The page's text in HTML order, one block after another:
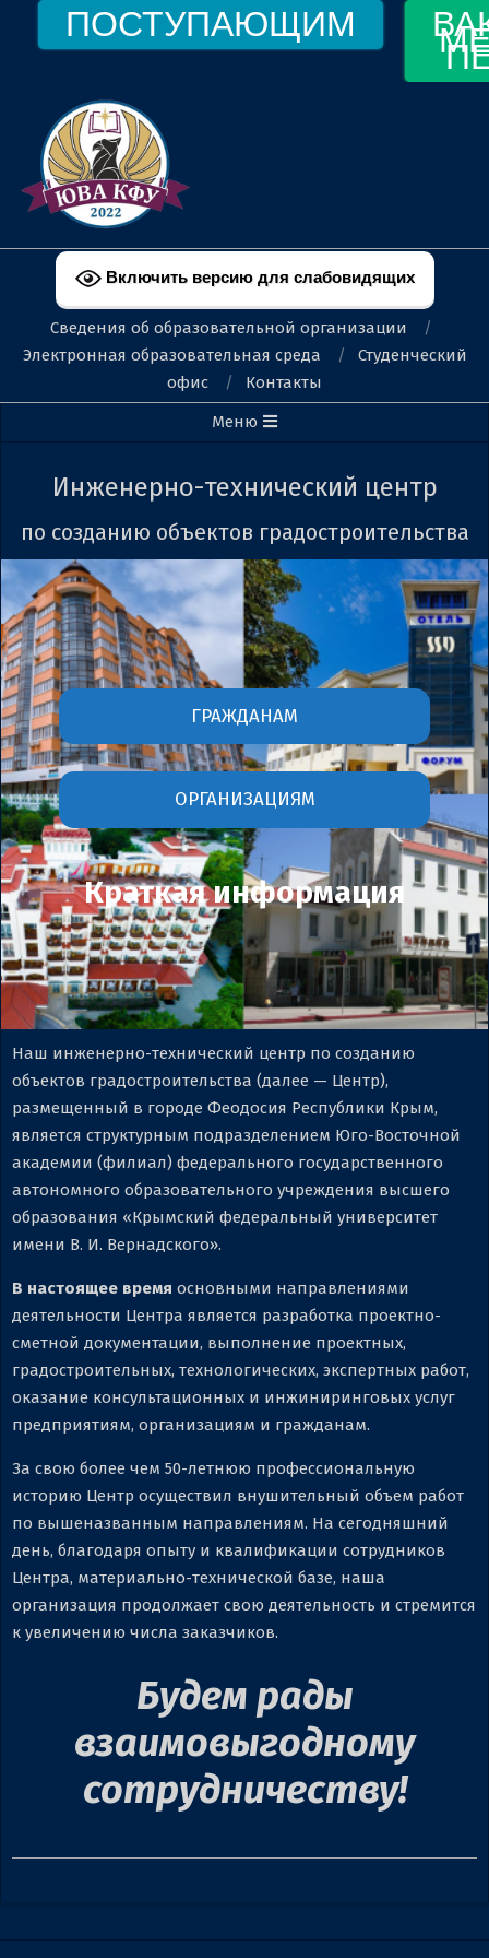
ПОСТУПАЮЩИМ
ФЕОДОСИЙСКИЙ
ФИЛИАЛ
КФУ
ИМ.
В.И.
ВЕРНАДСКОГО
Включить версию для слабовидящих
Сведения об образовательной организации
Электронная образовательная среда
Студенческий
офис
Контакты
Меню
Инженерно-технический центр
по созданию объектов градостроительства
ГРАЖДАНАМ
ОРГАНИЗАЦИЯМ
Краткая информация
Наш инженерно-технический центр по созданию
объектов градостроительства (далее — Центр),
размещенный в городе Феодосия Республики Крым,
является структурным подразделением Юго-Восточной
академии (филиал) федерального государственного
автономного образовательного учреждения высшего
образования «Крымский федеральный университет
имени В. И. Вернадского».
В настоящее время основными направлениями
деятельности Центра является разработка проектно-
сметной документации, выполнение проектных,
градостроительных, технологических, экспертных работ,
оказание консультационных и инжиниринговых услуг
предприятиям, организациям и гражданам.
За свою более чем 50-летнюю профессиональную
историю Центр осуществил внушительный объем работ
по вышеназванным направлениям. На сегодняшний
день, благодаря опыту и квалификации сотрудников
Центра, материально-технической базе, наша
организация продолжает свою деятельность и стремится
к увеличению числа заказчиков.
Будем рады
взаимовыгодному
сотрудничеству!